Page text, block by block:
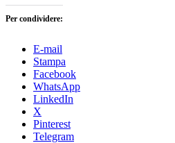
Per condividere:
E-mail
Stampa
Facebook
WhatsApp
LinkedIn
X
Pinterest
Telegram